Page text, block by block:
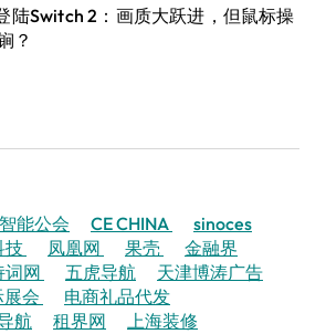
陆Switch 2：画质大跃进，但鼠标操
？
智能公会 CE CHINA
sinoces
技 凤凰网 果壳
金融界
词网 五虎导航
天津博涛广告
展会
电商礼品代发
航 租界网 上海装修